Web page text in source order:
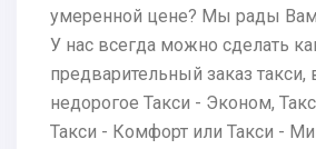
умеренной цене? Мы рады
У нас всегда можно сделать
предварительный заказ такси,
недорогое Такси - Эконом,
Такси - Комфорт или Такси -